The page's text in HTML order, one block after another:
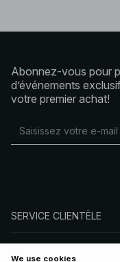
Abonnez-vous pour
d’événements
votre premier achat!
SERVICE CLIENTÈLE